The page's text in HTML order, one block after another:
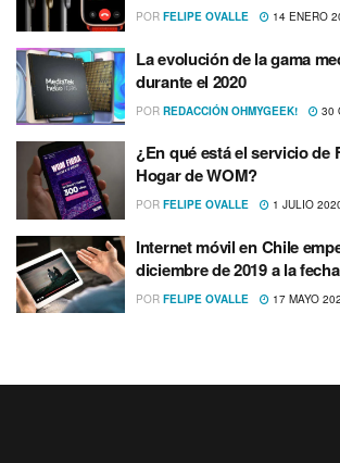
POR FELIPE OVALLE 14 ENERO
La evolución de la gama
durante el 2020
POR REDACCIÓN OHMYGEEK! 30
¿En qué está el servicio de
Hogar de WOM?
POR FELIPE OVALLE 1 JULIO
Internet móvil en Chile
diciembre de 2019 a la
POR FELIPE OVALLE 17 MAYO